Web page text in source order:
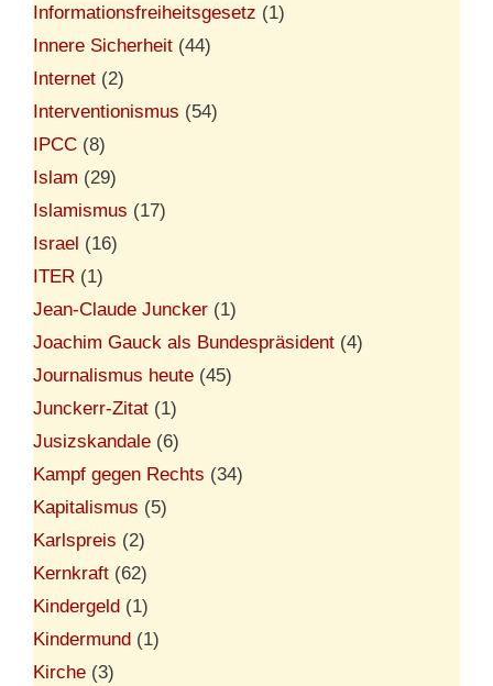
Informationsfreiheitsgesetz (1)
Innere Sicherheit (44)
Internet (2)
Interventionismus (54)
IPCC (8)
Islam (29)
Islamismus (17)
Israel (16)
ITER (1)
Jean-Claude Juncker (1)
Joachim Gauck als Bundespräsident (4)
Journalismus heute (45)
Junckerr-Zitat (1)
Jusizskandale (6)
Kampf gegen Rechts (34)
Kapitalismus (5)
Karlspreis (2)
Kernkraft (62)
Kindergeld (1)
Kindermund (1)
Kirche (3)